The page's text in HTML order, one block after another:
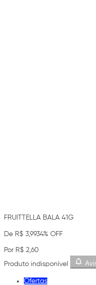
FRUITTELLA BALA 41G
De R$ 3,9934% OFF
Por R$ 2,60
Produto indisponível
Ofertas